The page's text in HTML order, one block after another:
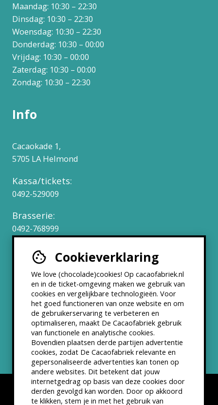
Cookieverklaring
We love (chocolade)cookies! Op cacaofabriek.nl
en in de ticket-omgeving maken we gebruik van
cookies en vergelijkbare technologieën. Voor
het goed functioneren van onze website en om
de gebruikerservaring te verbeteren en
optimaliseren, maakt De Cacaofabriek gebruik
van functionele en analytische cookies.
Bovendien plaatsen derde partijen advertentie
cookies, zodat De Cacaofabriek relevante en
gepersonaliseerde advertenties kan tonen op
andere websites. Dit betekent dat jouw
internetgedrag op basis van deze cookies door
derden gevolgd kan worden. Door op akkoord
te klikken, stem je in met het gebruik van
Maandag: 10:30 – 22:30
Dinsdag: 10:30 – 22:30
Woensdag: 10:30 – 22:30
Donderdag: 10:30 – 00:00
Vrijdag: 10:30 – 00:00
Zaterdag: 10:30 – 00:00
Zondag: 10:30 – 22:30
Info
Cacaokade 1,
5705 LA Helmond
Kassa/tickets:
0492-529009
Brasserie:
0492-768999
Werken bij
Partners & Samenwerkingen
ANBI status
Nieuwsbrief